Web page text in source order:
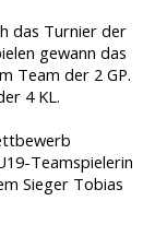
das Turnier der
gewann das
Team der 2 GP.
4 KL.
Teamspielerin
Sieger Tobias